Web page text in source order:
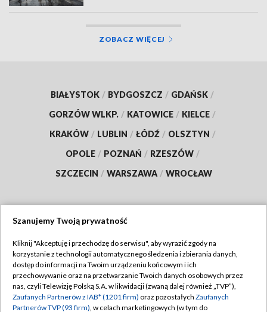
ZOBACZ WIĘCEJ
BIAŁYSTOK / BYDGOSZCZ / GDAŃSK /
GORZÓW WLKP. / KATOWICE / KIELCE /
KRAKÓW / LUBLIN / ŁÓDŹ / OLSZTYN /
OPOLE / POZNAŃ / RZESZÓW /
SZCZECIN / WARSZAWA / WROCŁAW
TVP
Abonament TVP
Emisja w TVP
Regulamin TVP
Polityka prywatności
Szanujemy Twoją prywatność
Kliknij "Akceptuję i przechodzę do serwisu", aby wyrazić zgody na
korzystanie z technologii automatycznego śledzenia i zbierania danych,
dostęp do informacji na Twoim urządzeniu końcowym i ich
przechowywanie oraz na przetwarzanie Twoich danych osobowych przez
nas, czyli Telewizję Polską S.A. w likwidacji (zwaną dalej również „TVP”),
Zaufanych Partnerów z IAB* (1201 firm) oraz pozostałych Zaufanych
Partnerów TVP (93 firm), w celach marketingowych (w tym do